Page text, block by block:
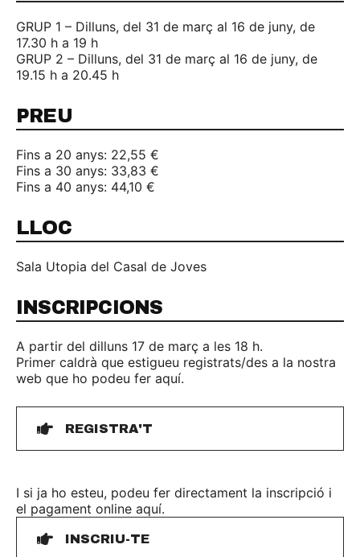
GRUP 1 – Dilluns, del 31 de març al 16 de juny, de
17.30 h a 19 h
GRUP 2 – Dilluns, del 31 de març al 16 de juny, de
19.15 h a 20.45 h
PREU
Fins a 20 anys: 22,55 €
Fins a 30 anys: 33,83 €
Fins a 40 anys: 44,10 €
LLOC
Sala Utopia del Casal de Joves
INSCRIPCIONS
A partir del dilluns 17 de març a les 18 h.
Primer caldrà que estigueu registrats/des a la nostra
web que ho podeu fer aquí.
REGISTRA'T
I si ja ho esteu, podeu fer directament la inscripció i
el pagament online aquí.
INSCRIU-TE